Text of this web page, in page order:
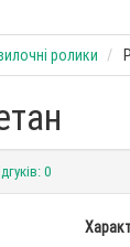
ролики
0